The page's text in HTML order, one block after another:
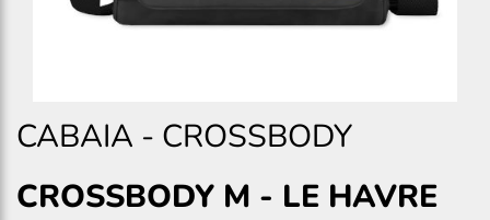
CABAIA - CROSSBODY
CROSSBODY M - LE HAVRE